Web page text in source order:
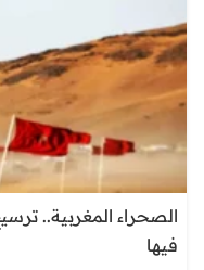
الصحراء المغربية..
فيها